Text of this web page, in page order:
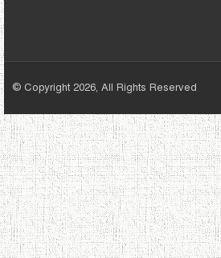
© Copyright 2026, All Rights Reserved